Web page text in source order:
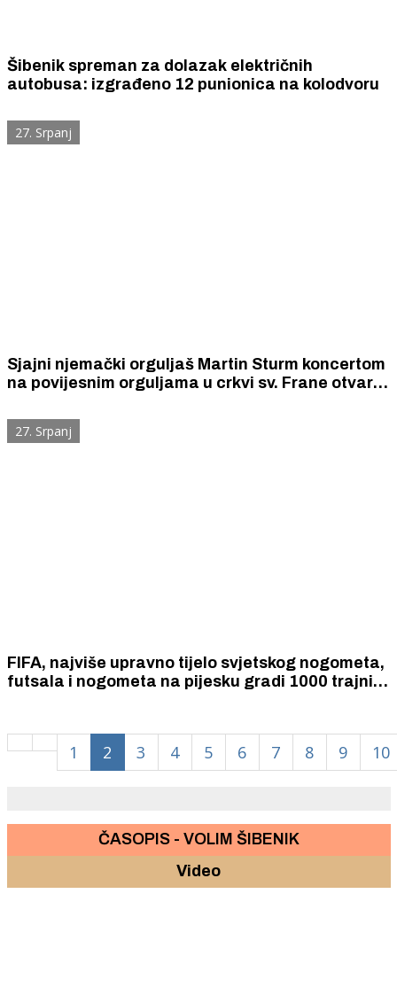
Šibenik spreman za dolazak električnih
autobusa: izgrađeno 12 punionica na kolodvoru
27. Srpanj
Sjajni njemački orguljaš Martin Sturm koncertom
na povijesnim orguljama u crkvi sv. Frane otvara
27. Srpanj
FIFA, najviše upravno tijelo svjetskog nogometa,
futsala i nogometa na pijesku gradi 1000 trajnih
1 2 3 4 5 6 7 8 9 10
ČASOPIS - VOLIM ŠIBENIK
Video